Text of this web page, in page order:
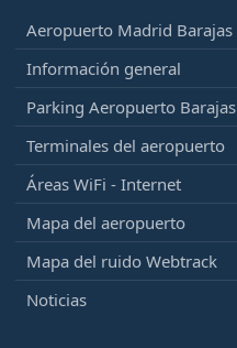
Aeropuerto Madrid Barajas
Información general
Parking Aeropuerto Barajas
Terminales del aeropuerto
Áreas WiFi - Internet
Mapa del aeropuerto
Mapa del ruido Webtrack
Noticias